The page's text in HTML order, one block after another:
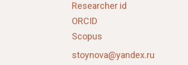
Researcher id
ORCID
Scopus
stoynova@yandex.ru